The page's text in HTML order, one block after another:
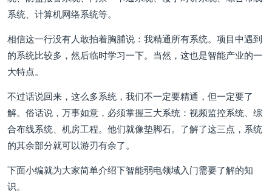
系统、计算机网络系统等。
相信这一行没有人敢拍着胸脯说：我精通所有系统。项目中遇到
的系统比较多，然后临时学习一下。当然，这也是智能产业的一
大特点。
不过话说回来，这么多系统，我们不一定要精通，但一定要了
解。俗话说，万事如意，必须掌握三大系统：视频监控系统、综
合布线系统、机房工程。他们就像垫脚石。了解了这三点，系统
的其余部分就可以游刃有余了。
下面小编就为大家简单介绍下智能弱电领域入门需要了解的知
识。